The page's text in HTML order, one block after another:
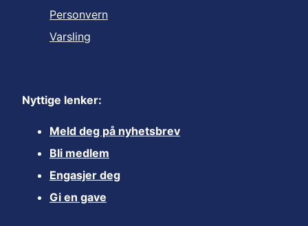
Personvern
Varsling
Nyttige lenker:
Meld deg på nyhetsbrev
Bli medlem
Engasjer deg
Gi en gave